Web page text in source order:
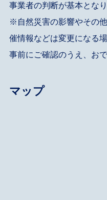
事業者の判断が基本となり
※自然災害の影響やその
催情報などは変更になる
事前にご確認のうえ、お
マップ